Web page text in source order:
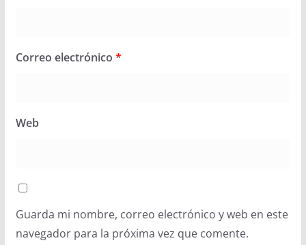
Correo electrónico *
Web
Guarda mi nombre, correo electrónico y web en este
navegador para la próxima vez que comente.